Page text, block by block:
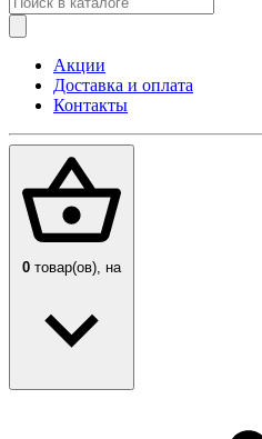
Акции
Доставка и оплата
Контакты
0 товар(ов), на